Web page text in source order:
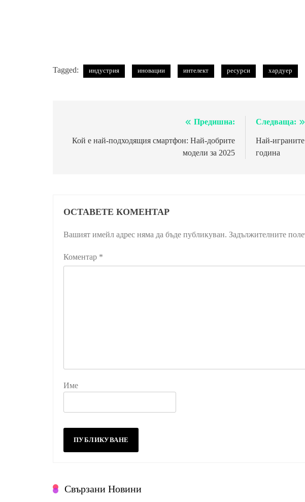
Tagged: индустрия иновации интелект ресурси хардуер
Предишна:
Кой е най-подходящия смартфон: Най-добрите
модели за 2025
Следваща:
Най-
година
ОСТАВЕТЕ КОМЕНТАР
Вашият имейл адрес няма да бъде публикуван. Задължителните
Коментар *
Име
Свързани Новини